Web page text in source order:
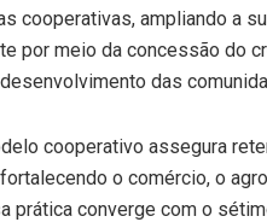
cooperativas, ampliando a
por meio da concessão do
das
cooperativo assegura
o comércio, o
prática converge com o